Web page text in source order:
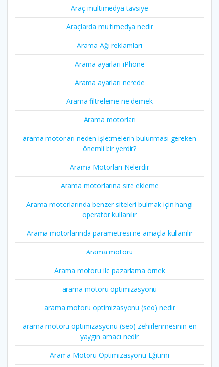
Araç multimedya tavsiye
Araçlarda multimedya nedir
Arama Ağı reklamları
Arama ayarları iPhone
Arama ayarları nerede
Arama filtreleme ne demek
Arama motorları
arama motorları neden işletmelerin bulunması gereken
önemli bir yerdir?
Arama Motorları Nelerdir
Arama motorlarına site ekleme
Arama motorlarında benzer siteleri bulmak için hangi
operatör kullanılır
Arama motorlarında parametresi ne amaçla kullanılır
Arama motoru
Arama motoru ile pazarlama örnek
arama motoru optimizasyonu
arama motoru optimizasyonu (seo) nedir
arama motoru optimizasyonu (seo) zehirlenmesinin en
yaygın amacı nedir
Arama Motoru Optimizasyonu Eğitimi